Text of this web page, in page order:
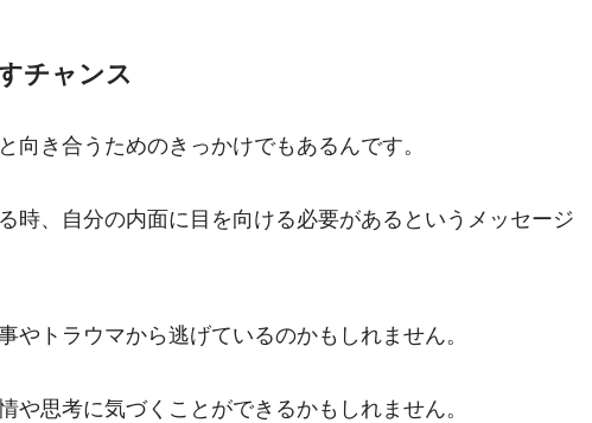
チャンス
向き合うためのきっかけでもあるんです。
時、自分の内面に目を向ける必要があるというメッセージ
やトラウマから逃げているのかもしれません。
や思考に気づくことができるかもしれません。